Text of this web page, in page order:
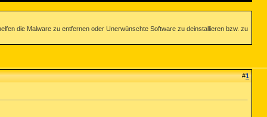
die Malware zu entfernen oder Unerwünschte Software zu deinstallieren bzw. zu
#1